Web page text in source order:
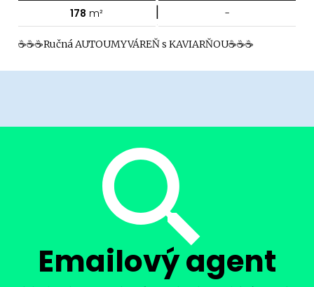
178 m² | -
☕☕☕Ručná AUTOUMYVÁREŇ s KAVIARŇOU☕☕☕
Emailový agent